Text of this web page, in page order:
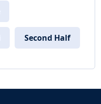
Second Half